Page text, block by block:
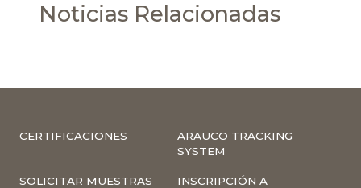
Noticias Relacionadas
CERTIFICACIONES
ARAUCO TRACKING
SYSTEM
SOLICITAR MUESTRAS INSCRIPCIÓN A